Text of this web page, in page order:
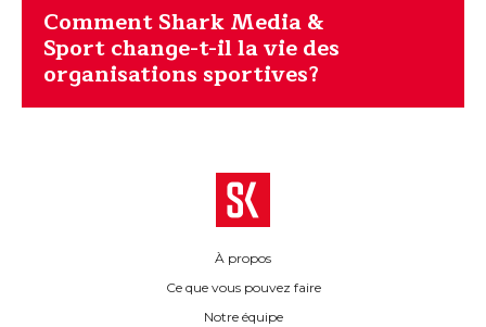
Comment Shark Media &
Sport change-t-il la vie des
organisations sportives?
À propos
Ce que vous pouvez faire
Notre équipe